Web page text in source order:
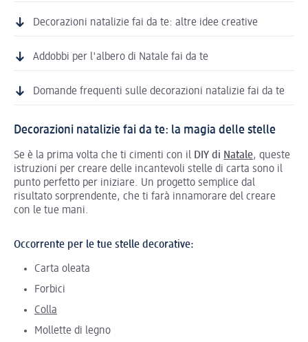
Decorazioni natalizie fai da te: altre idee creative
Addobbi per l'albero di Natale fai da te
Domande frequenti sulle decorazioni natalizie fai da te
Decorazioni natalizie fai da te: la magia delle stelle
Se è la prima volta che ti cimenti con il DIY di Natale, queste
istruzioni per creare delle incantevoli stelle di carta sono il
punto perfetto per iniziare. Un progetto semplice dal
risultato sorprendente, che ti farà innamorare del creare
con le tue mani.
Occorrente per le tue stelle decorative:
Carta oleata
Forbici
Colla
Mollette di legno